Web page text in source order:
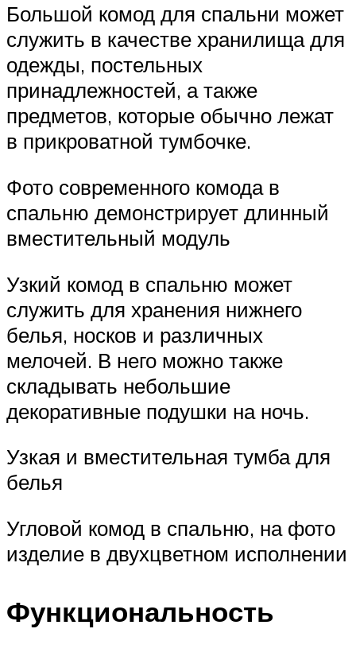
Большой комод для спальни может
служить в качестве хранилища для
одежды, постельных
принадлежностей, а также
предметов, которые обычно лежат
в прикроватной тумбочке.
Фото современного комода в
спальню демонстрирует длинный
вместительный модуль
Узкий комод в спальню может
служить для хранения нижнего
белья, носков и различных
мелочей. В него можно также
складывать небольшие
декоративные подушки на ночь.
Узкая и вместительная тумба для
белья
Угловой комод в спальню, на фото
изделие в двухцветном исполнении
Функциональность